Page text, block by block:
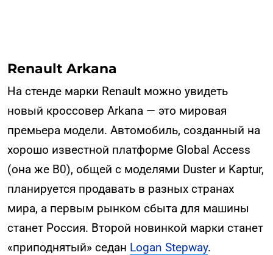
Renault Arkana
На стенде марки Renault можно увидеть
новый кроссовер Arkana — это мировая
премьера модели. Автомобиль, созданный на
хорошо известной платформе Global Access
(она же B0), общей с моделями Duster и Kaptur,
планируется продавать в разных странах
мира, а первым рынком сбыта для машины
станет Россия. Второй новинкой марки станет
«приподнятый» седан Logan Stepway.